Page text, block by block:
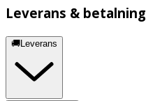
Leverans & betalning
🚚Leverans